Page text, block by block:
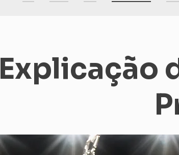
Explicação